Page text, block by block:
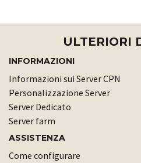
ULTERIORI
INFORMAZIONI
Informazioni sui Server CPN
Personalizzazione Server
Server Dedicato
Server farm
ASSISTENZA
Come configurare